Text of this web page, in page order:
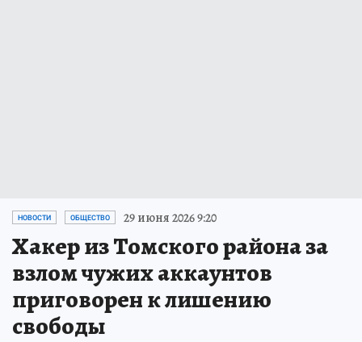
НОВОСТИ ОБЩЕСТВО 29 июня 2026 9:20
Хакер из Томского района за
взлом чужих аккаунтов
приговорен к лишению
свободы